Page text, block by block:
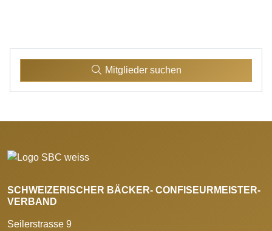
Mitglieder suchen
SCHWEIZERISCHER BÄCKER- CONFISEURMEISTER-
VERBAND
Seilerstrasse 9